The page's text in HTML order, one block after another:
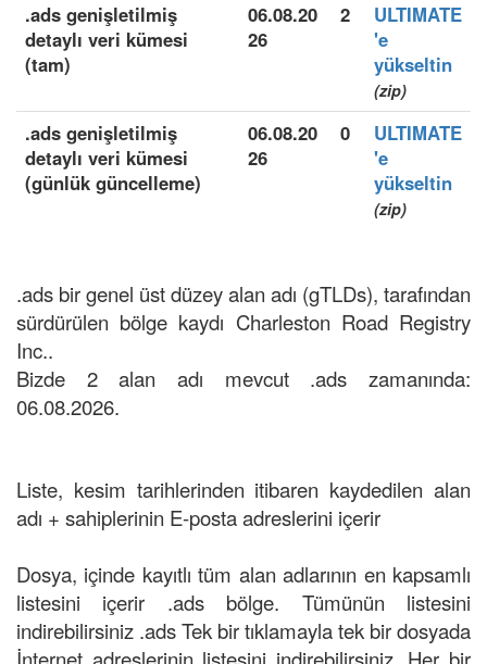
.ads genişletilmiş
detaylı veri kümesi
(tam)
06.08.20
26
2
ULTIMATE
'e
yükseltin
(zip)
.ads genişletilmiş
detaylı veri kümesi
(günlük güncelleme)
06.08.20
26
0
ULTIMATE
'e
yükseltin
(zip)
.ads bir genel üst düzey alan adı (gTLDs), tarafından
sürdürülen bölge kaydı Charleston Road Registry
Inc..
Bizde 2 alan adı mevcut .ads zamanında:
06.08.2026.
Liste, kesim tarihlerinden itibaren kaydedilen alan
adı + sahiplerinin E-posta adreslerini içerir
Dosya, içinde kayıtlı tüm alan adlarının en kapsamlı
listesini içerir .ads bölge. Tümünün listesini
indirebilirsiniz .ads Tek bir tıklamayla tek bir dosyada